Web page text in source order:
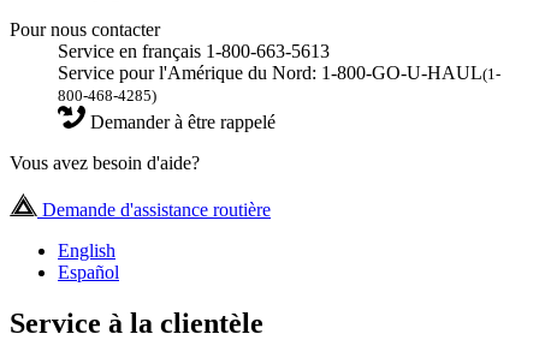
Pour nous contacter
Service en français 1-800-663-5613
Service pour l'Amérique du Nord: 1-800-GO-U-HAUL(1-
800-468-4285)
Demander à être rappelé
Vous avez besoin d'aide?
Demande d'assistance routière
English
Español
Service à la clientèle